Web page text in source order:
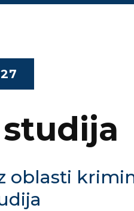
oblasti